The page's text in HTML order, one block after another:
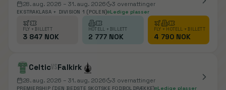
28. aug. 2026 – 31. aug. 2026 3 overnattinger
EKSTRAKLASA + DIVISION 1 (POLEN) Ledige plasser
FLY + BILLETT
3 847 NOK
HOTELL + BILLETT
2 777 NOK
FLY + HOTELL + BILLETT
4 790 NOK
CelticvsFalkirk
28. aug. 2026 – 31. aug. 2026 3 overnattinger
PREMIERSHIP (DEN BEDSTE SKOTSKE FODBOLDRÆKKE) Ledige plasser